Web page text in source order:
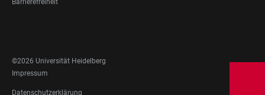
Barrierefreiheit
MEDIA
©2026 Universität Heidelberg
FOOTER
LEGAL
Impressum
Datenschutzerklärung